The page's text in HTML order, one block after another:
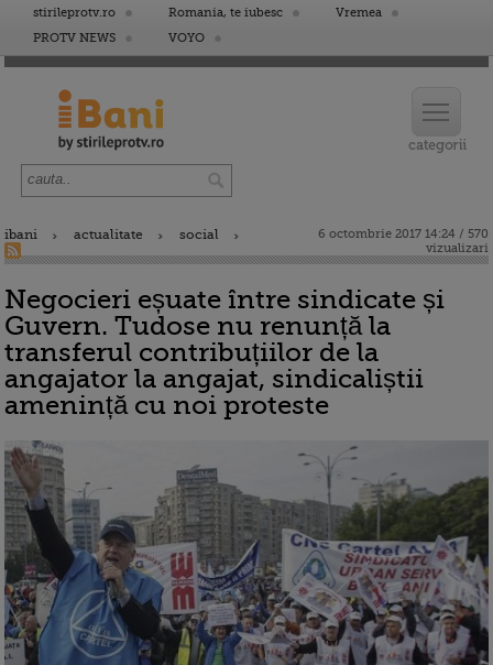
stirileprotv.ro Romania, te iubesc
Vremea
PROTV NEWS
VOYO
ibani actualitate social
6 octombrie 2017 14:24 / 570
vizualizari
Negocieri eșuate între sindicate și
Guvern. Tudose nu renunță la
transferul contribuțiilor de la
angajator la angajat, sindicaliștii
amenință cu noi proteste